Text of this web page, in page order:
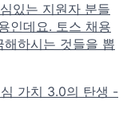
있는 지원자 분들
인데요. 토스 채용
하시는 것들을 뽑
가치 3.0의 탄생 -